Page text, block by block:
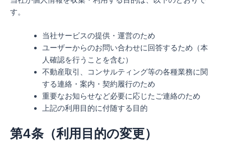
す。
当社サービスの提供・運営のため
ユーザーからのお問い合わせに回答するため（本
人確認を行うことを含む）
不動産取引、コンサルティング等の各種業務に関
する連絡・案内・契約履行のため
重要なお知らせなど必要に応じたご連絡のため
上記の利用目的に付随する目的
第4条（利用目的の変更）